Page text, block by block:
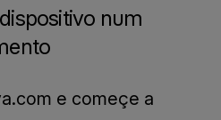
num
e começe a